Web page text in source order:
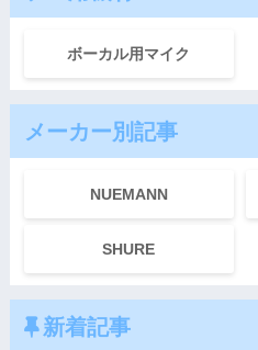
ボーカル用マイク
メーカー別記事
NUEMANN
SHURE
新着記事